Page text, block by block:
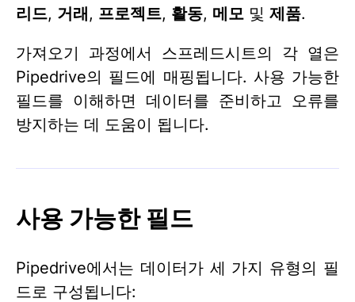
리드, 거래, 프로젝트, 활동, 메모 및 제품.
가져오기 과정에서 스프레드시트의 각 열은
Pipedrive의 필드에 매핑됩니다. 사용 가능한
필드를 이해하면 데이터를 준비하고 오류를
방지하는 데 도움이 됩니다.
사용 가능한 필드
Pipedrive에서는 데이터가 세 가지 유형의 필
드로 구성됩니다: